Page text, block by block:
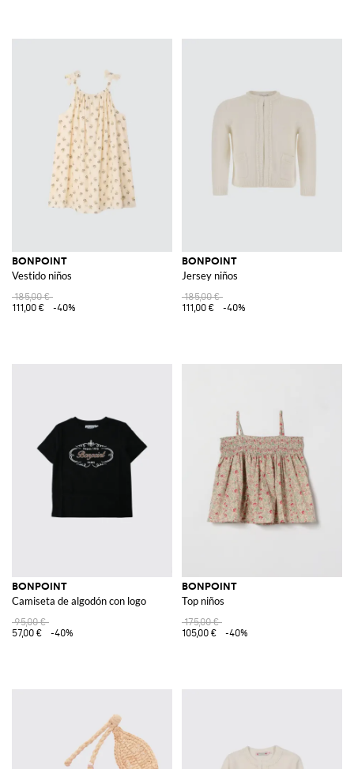
BONPOINT
Vestido niños
185,00 €
111,00 €
-40%
BONPOINT
Jersey niños
185,00 €
111,00 €
-40%
BONPOINT
Camiseta de algodón con logo
95,00 €
57,00 €
-40%
BONPOINT
Top niños
175,00 €
105,00 €
-40%